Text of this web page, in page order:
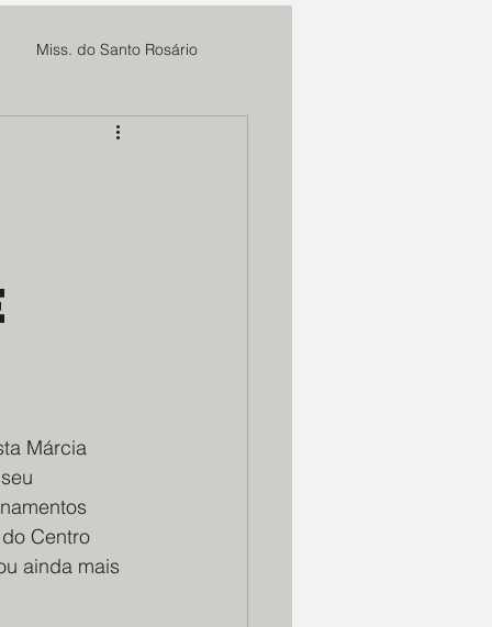
Miss. do Santo Rosário
Fundação Cultural Cristo Rei
Márcia
Centro
ainda mais